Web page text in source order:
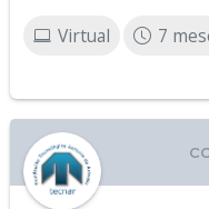
Virtual 7